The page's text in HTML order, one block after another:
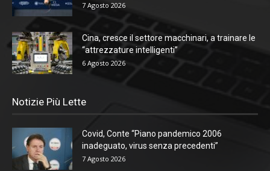
7 Agosto 2026
Cina, cresce il settore macchinari, a trainare le
“attrezzature intelligenti”
6 Agosto 2026
Notizie Più Lette
Covid, Conte “Piano pandemico 2006
inadeguato, virus senza precedenti”
7 Agosto 2026